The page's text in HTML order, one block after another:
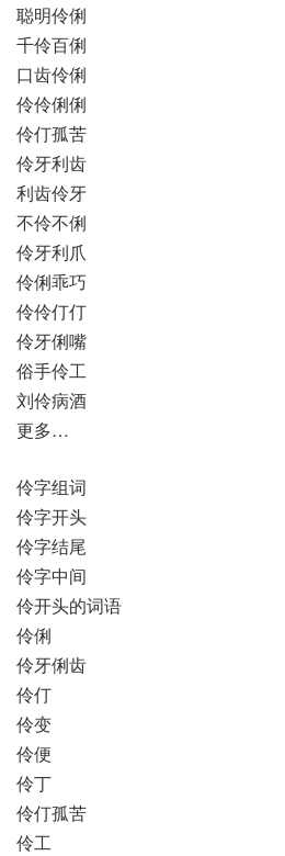
聪明伶俐
千伶百俐
口齿伶俐
伶伶俐俐
伶仃孤苦
伶牙利齿
利齿伶牙
不伶不俐
伶牙利爪
伶俐乖巧
伶伶仃仃
伶牙俐嘴
俗手伶工
刘伶病酒
更多…
伶字组词
伶字开头
伶字结尾
伶字中间
伶开头的词语
伶俐
伶牙俐齿
伶仃
伶变
伶便
伶丁
伶仃孤苦
伶工